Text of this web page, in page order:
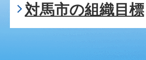
対馬市の組織目標